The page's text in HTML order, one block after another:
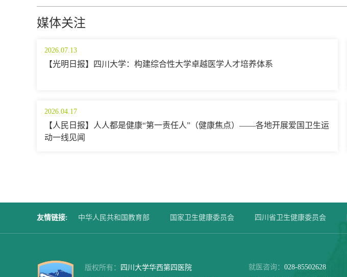
媒体关注
2026.07.13
【光明日报】四川大学：构建综合性大学卓越医学人才培养体系
2026.04.17
【人民日报】人人都是健康“第一责任人”（健康焦点）——各地开展爱国卫生运
动一线见闻
友情链接: 中华人民共和国教育部 国家卫生健康委员会 四川省卫生健康委员会
版权所有：
四川大学华西第四医院
就医咨询： 028-85502628